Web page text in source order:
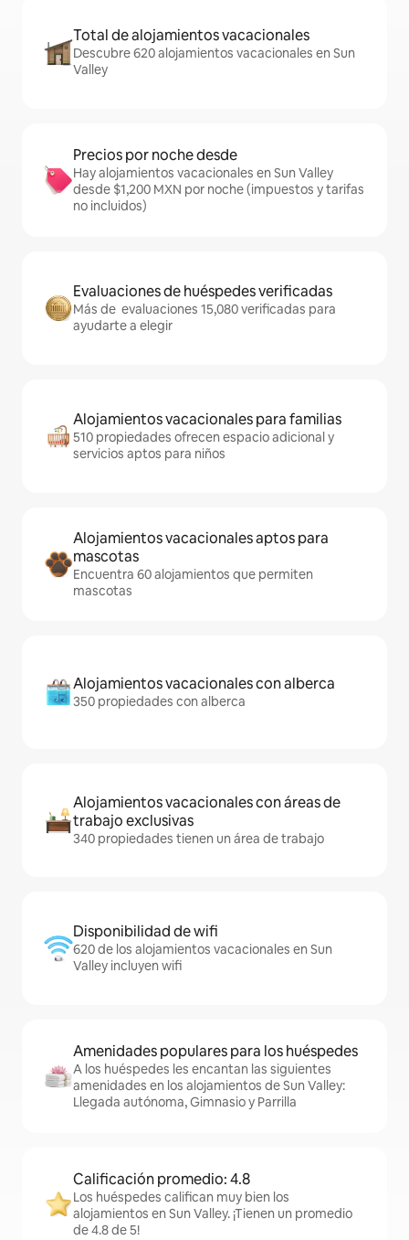
Total de alojamientos vacacionales
Descubre 620 alojamientos vacacionales en Sun
Valley
Precios por noche desde
Hay alojamientos vacacionales en Sun Valley
desde $1,200 MXN por noche (impuestos y tarifas
no incluidos)
Evaluaciones de huéspedes verificadas
Más de evaluaciones 15,080 verificadas para
ayudarte a elegir
Alojamientos vacacionales para familias
510 propiedades ofrecen espacio adicional y
servicios aptos para niños
Alojamientos vacacionales aptos para
mascotas
Encuentra 60 alojamientos que permiten
mascotas
Alojamientos vacacionales con alberca
350 propiedades con alberca
Alojamientos vacacionales con áreas de
trabajo exclusivas
340 propiedades tienen un área de trabajo
Disponibilidad de wifi
620 de los alojamientos vacacionales en Sun
Valley incluyen wifi
Amenidades populares para los huéspedes
A los huéspedes les encantan las siguientes
amenidades en los alojamientos de Sun Valley:
Llegada autónoma, Gimnasio y Parrilla
Calificación promedio: 4.8
Los huéspedes califican muy bien los
alojamientos en Sun Valley. ¡Tienen un promedio
de 4.8 de 5!